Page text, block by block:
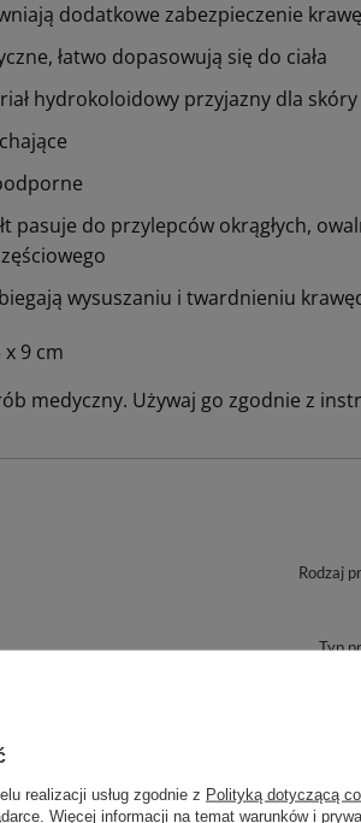
dodatkowe zabezpieczenie
łatwo dopasowują się do ciała
hydrokoloidowy przyjazny dla skóry
pasuje do przylepców okrągłych,
wysuszaniu i twardnieniu
9 cm
medyczny. Używaj go zgodnie z
Rodzaj
Typ
realizacji usług zgodnie z Polityką dotyczącą
Więcej informacji na temat warunków i